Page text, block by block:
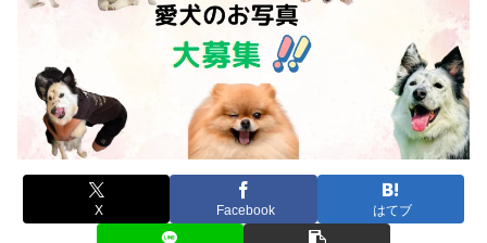
X Facebook はてブ